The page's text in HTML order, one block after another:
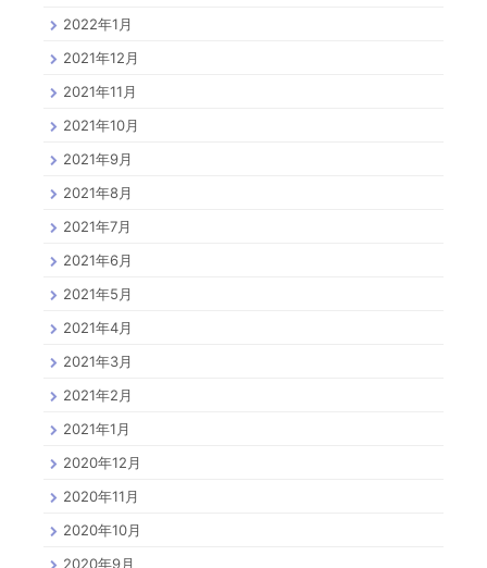
2022年1月
2021年12月
2021年11月
2021年10月
2021年9月
2021年8月
2021年7月
2021年6月
2021年5月
2021年4月
2021年3月
2021年2月
2021年1月
2020年12月
2020年11月
2020年10月
2020年9月